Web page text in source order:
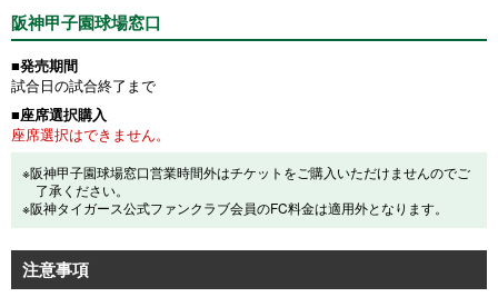
阪神甲子園球場窓口
■発売期間
試合日の試合終了まで
■座席選択購入
座席選択はできません。
※阪神甲子園球場窓口営業時間外はチケットをご購入いただけませんのでご
了承ください。
※阪神タイガース公式ファンクラブ会員のFC料金は適用外となります。
注意事項